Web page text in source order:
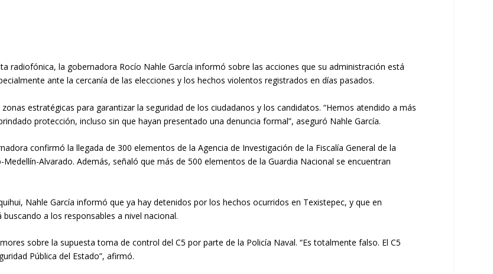
radiofónica, la gobernadora Rocío Nahle García informó sobre las acciones que su administración está
ante la cercanía de las elecciones y los hechos violentos registrados en días pasados.
estratégicas para garantizar la seguridad de los ciudadanos y los candidatos. “Hemos atendido a más
protección, incluso sin que hayan presentado una denuncia formal”, aseguró Nahle García.
confirmó la llegada de 300 elementos de la Agencia de Investigación de la Fiscalía General de la
Alvarado. Además, señaló que más de 500 elementos de la Guardia Nacional se encuentran
Nahle García informó que ya hay detenidos por los hechos ocurridos en Texistepec, y que en
a los responsables a nivel nacional.
sobre la supuesta toma de control del C5 por parte de la Policía Naval. “Es totalmente falso. El C5
Pública del Estado”, afirmó.